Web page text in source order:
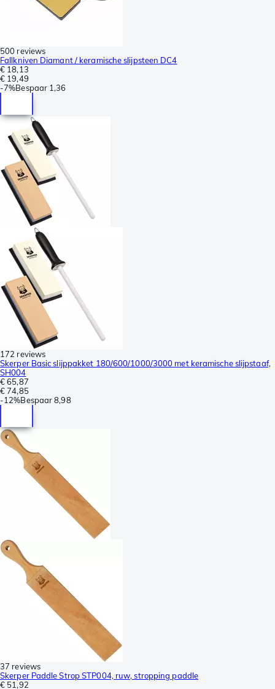
500 reviews
Fallkniven Diamant / keramische slijpsteen DC4
€ 18,13
€ 19,49
-7%Bespaar 1,36
172 reviews
Skerper Basic slijppakket 180/600/1000/3000 met keramische slijpstaaf,
SH004
€ 65,87
€ 74,85
-12%Bespaar 8,98
37 reviews
Skerper Paddle Strop STP004, ruw, stropping paddle
€ 51,92